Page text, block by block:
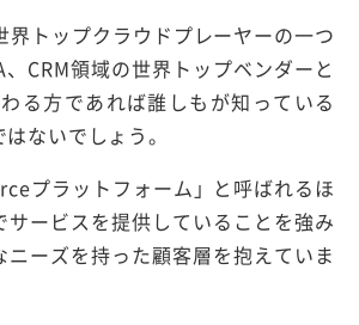
トップクラウドプレーヤーの一つ
CRM領域の世界トップベンダーと
る方であれば誰しもが知っている
ないでしょう。
プラットフォーム」と呼ばれるほ
サービスを提供していることを強み
ニーズを持った顧客層を抱えていま